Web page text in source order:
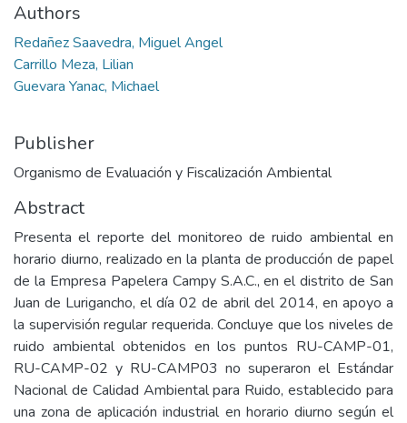
Authors
Redañez Saavedra, Miguel Angel
Carrillo Meza, Lilian
Guevara Yanac, Michael
Publisher
Organismo de Evaluación y Fiscalización Ambiental
Abstract
Presenta el reporte del monitoreo de ruido ambiental en
horario diurno, realizado en la planta de producción de papel
de la Empresa Papelera Campy S.A.C., en el distrito de San
Juan de Lurigancho, el día 02 de abril del 2014, en apoyo a
la supervisión regular requerida. Concluye que los niveles de
ruido ambiental obtenidos en los puntos RU-CAMP-01,
RU-CAMP-02 y RU-CAMP03 no superaron el Estándar
Nacional de Calidad Ambiental para Ruido, establecido para
una zona de aplicación industrial en horario diurno según el